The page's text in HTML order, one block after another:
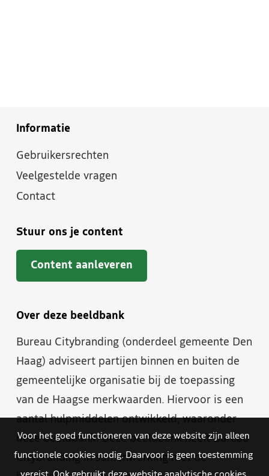
Informatie
Gebruikersrechten
Veelgestelde vragen
Contact
Stuur ons je content
Content aanleveren
Over deze beeldbank
Bureau Citybranding (onderdeel gemeente Den
Haag) adviseert partijen binnen en buiten de
gemeentelijke organisatie bij de toepassing
van de Haagse merkwaarden. Hiervoor is een
aantal hulpmiddelen ontwikkeld, waaronder
deze beeldbank. Deze beeldbank heeft Bureau
Citybranding in samenwerking met de
Voor het goed functioneren van deze website zijn alleen
functionele cookies nodig. Daarvoor is geen toestemming